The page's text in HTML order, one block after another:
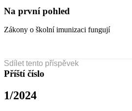
Na první pohled
Zákony o školní imunizaci fungují
Sdílet tento příspěvek
Příští číslo
1/2024